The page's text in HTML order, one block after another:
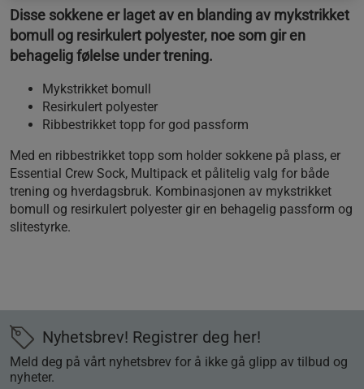
Disse sokkene er laget av en blanding av mykstrikket
bomull og resirkulert polyester, noe som gir en
behagelig følelse under trening.
Mykstrikket bomull
Resirkulert polyester
Ribbestrikket topp for god passform
Med en ribbestrikket topp som holder sokkene på plass, er
Essential Crew Sock, Multipack et pålitelig valg for både
trening og hverdagsbruk. Kombinasjonen av mykstrikket
bomull og resirkulert polyester gir en behagelig passform og
slitestyrke.
Nyhetsbrev! Registrer deg her!
Meld deg på vårt nyhetsbrev for å ikke gå glipp av tilbud og
nyheter.